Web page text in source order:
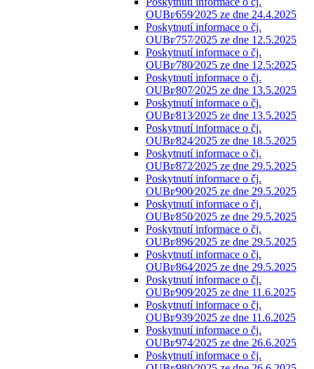
OUBr⁄659⁄2025 ze dne 24.4.2025
Poskytnutí informace o čj.
OUBr⁄757⁄2025 ze dne 12.5.2025
Poskytnutí informace o čj.
OUBr⁄780⁄2025 ze dne 12.5:2025
Poskytnutí informace o čj.
OUBr⁄807⁄2025 ze dne 13.5.2025
Poskytnutí informace o čj.
OUBr⁄813⁄2025 ze dne 13.5.2025
Poskytnutí informace o čj.
OUBr⁄824⁄2025 ze dne 18.5.2025
Poskytnutí informace o čj.
OUBr⁄872⁄2025 ze dne 29.5.2025
Poskytnutí informace o čj.
OUBr⁄900⁄2025 ze dne 29.5.2025
Poskytnutí informace o čj.
OUBr⁄850⁄2025 ze dne 29.5.2025
Poskytnutí informace o čj.
OUBr⁄896⁄2025 ze dne 29.5.2025
Poskytnutí informace o čj.
OUBr⁄864⁄2025 ze dne 29.5.2025
Poskytnutí informace o čj.
OUBr⁄909⁄2025 ze dne 11.6.2025
Poskytnutí informace o čj.
OUBr⁄939⁄2025 ze dne 11.6.2025
Poskytnutí informace o čj.
OUBr⁄974⁄2025 ze dne 26.6.2025
Poskytnutí informace o čj.